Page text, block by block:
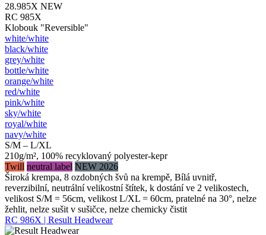
28.985X NEW
RC 985X
Klobouk "Reversible"
white/​white
black/​white
grey/​white
bottle/​white
orange/​white
red/​white
pink/​white
sky/​white
royal/​white
navy/​white
S/M – L/XL
210g/m², 100% recyklovaný polyester-kepr
Twill neutral label NEW 2026
Široká krempa, 8 ozdobných švů na krempě, Bílá uvnitř,
reverzibilní, neutrální velikostní štítek, k dostání ve 2 velikostech,
velikost S/M = 56cm, velikost L/XL = 60cm, pratelné na 30°, nelze
žehlit, nelze sušit v sušičce, nelze chemicky čistit
RC 986X | Result Headwear